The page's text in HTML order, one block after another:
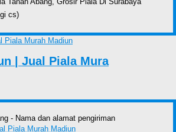
cs)
| Jual Piala Mura
- Nama dan alamat pengiriman